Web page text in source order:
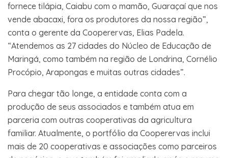
fornece tilápia, Caiabu com o mamão, Guaraçaí que nos
vende abacaxi, fora os produtores da nossa região”,
conta o gerente da Cooperervas, Elias Padela.
“Atendemos as 27 cidades do Núcleo de Educação de
Maringá, como também na região de Londrina, Cornélio
Procópio, Arapongas e muitas outras cidades”.
Para chegar tão longe, a entidade conta com a
produção de seus associados e também atua em
parceria com outras cooperativas da agricultura
familiar. Atualmente, o portfólio da Cooperervas inclui
mais de 20 cooperativas e associações como parceiros